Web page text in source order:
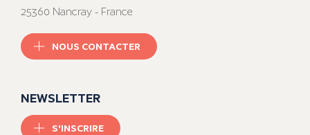
25360 Nancray - France
NOUS CONTACTER
NEWSLETTER
S'INSCRIRE